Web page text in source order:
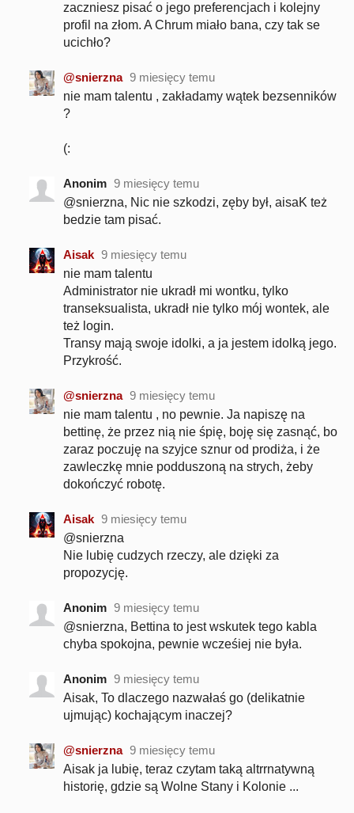
zaczniesz pisać o jego preferencjach i kolejny
profil na złom. A Chrum miało bana, czy tak se
ucichło?
@snierzna 9 miesięcy temu
nie mam talentu , zakładamy wątek bezsenników
?
(:
Anonim 9 miesięcy temu
@snierzna, Nic nie szkodzi, zęby był, aisaK też
bedzie tam pisać.
Aisak 9 miesięcy temu
nie mam talentu
Administrator nie ukradł mi wontku, tylko
transeksualista, ukradł nie tylko mój wontek, ale
też login.
Transy mają swoje idolki, a ja jestem idolką jego.
Przykrość.
@snierzna 9 miesięcy temu
nie mam talentu , no pewnie. Ja napiszę na
bettinę, że przez nią nie śpię, boję się zasnąć, bo
zaraz poczuję na szyjce sznur od prodiża, i że
zawleczkę mnie podduszoną na strych, żeby
dokończyć robotę.
Aisak 9 miesięcy temu
@snierzna
Nie lubię cudzych rzeczy, ale dzięki za
propozycję.
Anonim 9 miesięcy temu
@snierzna, Bettina to jest wskutek tego kabla
chyba spokojna, pewnie wcześiej nie była.
Anonim 9 miesięcy temu
Aisak, To dlaczego nazwałaś go (delikatnie
ujmując) kochającym inaczej?
@snierzna 9 miesięcy temu
Aisak ja lubię, teraz czytam taką altrrnatywną
historię, gdzie są Wolne Stany i Kolonie ...